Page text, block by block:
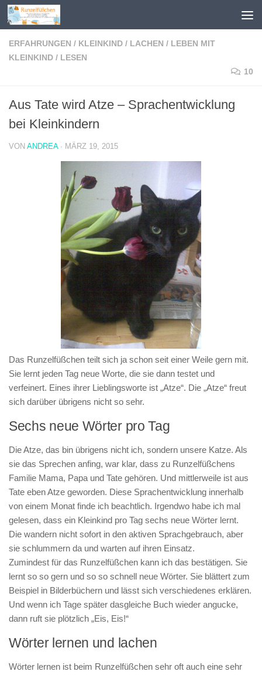
Zum Inhalt springen
ERFAHRUNGEN / KLEINKIND / LACHEN / LEBEN MIT
KLEINKIND / LESEN
10
Aus Tate wird Atze – Sprachentwicklung
bei Kleinkindern
VON ANDREA · MÄRZ 19, 2015
Das Runzelfüßchen teilt sich ja schon seit einer Weile gern mit.
Sie lernt jeden Tag neue Worte, die sie dann testet und
verfeinert. Eines ihrer Lieblingsworte ist „Atze“. Die „Atze“ freut
sich darüber übrigens nicht so sehr.
Sechs neue Wörter pro Tag
Die Atze, das bin übrigens nicht ich, sondern unsere Katze. Als
sie das Sprechen anfing, war klar, dass zu Runzelfüßchens
Familie Mama, Papa und Tate gehören. Und mittlerweile ist aus
Tate eben Atze geworden. Diese Sprachentwicklung innerhalb
von einem Monat finde ich beachtlich. Irgendwo habe ich mal
gelesen, dass ein Kleinkind pro Tag sechs neue Wörter lernt.
Die wandern nicht sofort in den aktiven Sprachgebrauch, aber
sie schlummern da und warten auf ihren Einsatz.
Zumindest für das Runzelfüßchen kann ich das bestätigen. Sie
lernt so so gern und so so schnell neue Wörter. Sie blättert zum
Beispiel in Bilderbüchern und lässt sich verschiedenes erklären.
Und wenn ich Tage später dasgleiche Buch wieder angucke,
dann ruft sie plötzlich „Eis, Eis!“
Wörter lernen und lachen
Wörter lernen ist beim Runzelfüßchen sehr oft auch eine sehr